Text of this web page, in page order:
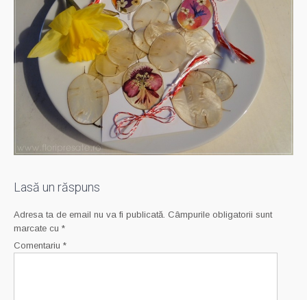
Lasă un răspuns
Adresa ta de email nu va fi publicată. Câmpurile obligatorii sunt
marcate cu *
Comentariu *